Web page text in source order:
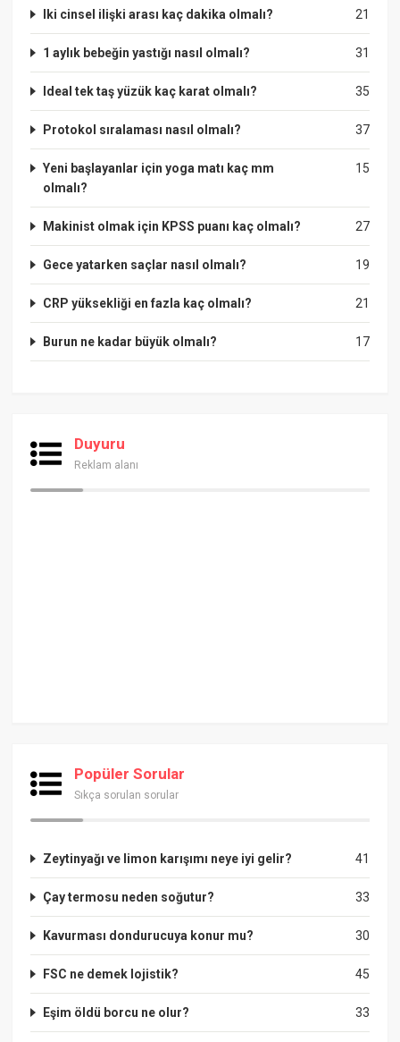
21
Iki cinsel ilişki arası kaç dakika olmalı?
31
1 aylık bebeğin yastığı nasıl olmalı?
35
Ideal tek taş yüzük kaç karat olmalı?
37
Protokol sıralaması nasıl olmalı?
15
Yeni başlayanlar için yoga matı kaç mm
olmalı?
27
Makinist olmak için KPSS puanı kaç olmalı?
19
Gece yatarken saçlar nasıl olmalı?
21
CRP yüksekliği en fazla kaç olmalı?
17
Burun ne kadar büyük olmalı?
Duyuru
Reklam alanı
Popüler Sorular
Sıkça sorulan sorular
41
Zeytinyağı ve limon karışımı neye iyi gelir?
33
Çay termosu neden soğutur?
30
Kavurması dondurucuya konur mu?
45
FSC ne demek lojistik?
33
Eşim öldü borcu ne olur?